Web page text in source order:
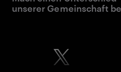
unserer Gemeinschaft